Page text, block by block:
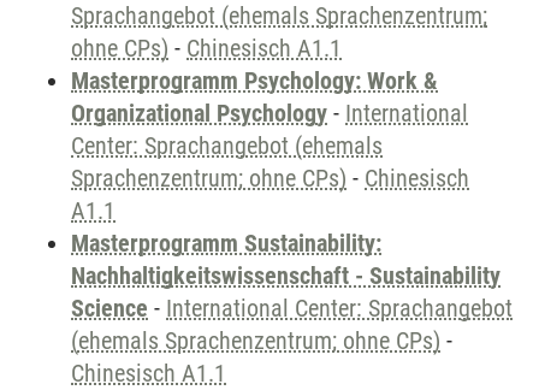
Sprachangebot (ehemals Sprachenzentrum;
ohne CPs) - Chinesisch A1.1
Masterprogramm Psychology: Work &
Organizational Psychology - International
Center: Sprachangebot (ehemals
Sprachenzentrum; ohne CPs) - Chinesisch
A1.1
Masterprogramm Sustainability:
Nachhaltigkeitswissenschaft - Sustainability
Science - International Center: Sprachangebot
(ehemals Sprachenzentrum; ohne CPs) -
Chinesisch A1.1